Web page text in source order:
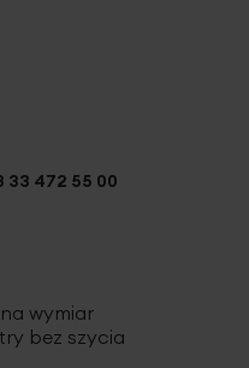
33 472 55 00
na wymiar
bez szycia